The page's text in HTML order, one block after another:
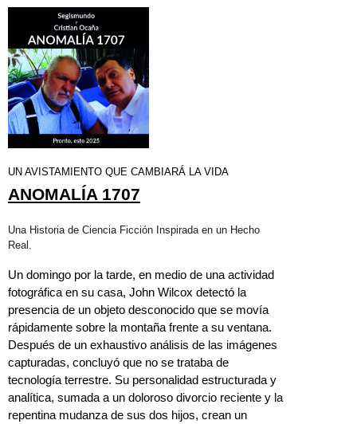
UN AVISTAMIENTO QUE CAMBIARÁ LA VIDA
ANOMALÍA 1707
Una Historia de Ciencia Ficción Inspirada en un Hecho
Real.
Un domingo por la tarde, en medio de una actividad
fotográfica en su casa, John Wilcox detectó la
presencia de un objeto desconocido que se movía
rápidamente sobre la montaña frente a su ventana.
Después de un exhaustivo análisis de las imágenes
capturadas, concluyó que no se trataba de
tecnología terrestre. Su personalidad estructurada y
analítica, sumada a un doloroso divorcio reciente y la
repentina mudanza de sus dos hijos, crean un